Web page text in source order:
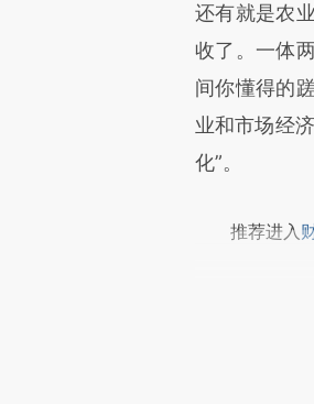
还有就是农
收了。一体
间你懂得的
业和市场经
化”。
推荐进入